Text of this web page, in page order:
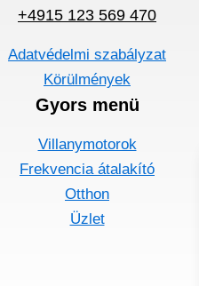
+4915 123 569 470
Adatvédelmi szabályzat
Körülmények
Gyors menü
Villanymotorok
Frekvencia átalakító
Otthon
Üzlet